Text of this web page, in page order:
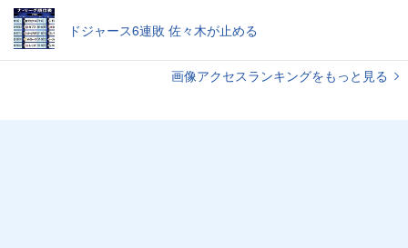
ドジャース6連敗 佐々木が止める
画像アクセスランキングをもっと見る